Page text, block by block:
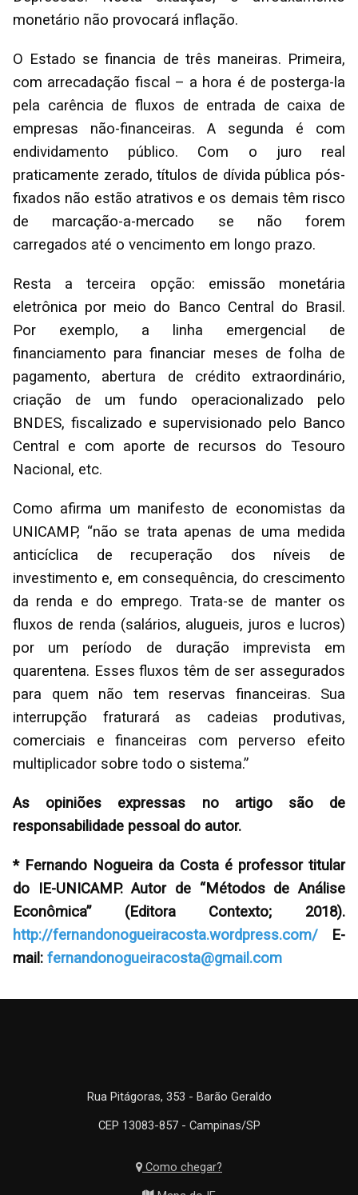
monetário não provocará inflação.
O Estado se financia de três maneiras. Primeira,
com arrecadação fiscal – a hora é de posterga-la
pela carência de fluxos de entrada de caixa de
empresas não-financeiras. A segunda é com
endividamento público. Com o juro real
praticamente zerado, títulos de dívida pública pós-
fixados não estão atrativos e os demais têm risco
de marcação-a-mercado se não forem
carregados até o vencimento em longo prazo.
Resta a terceira opção: emissão monetária
eletrônica por meio do Banco Central do Brasil.
Por exemplo, a linha emergencial de
financiamento para financiar meses de folha de
pagamento, abertura de crédito extraordinário,
criação de um fundo operacionalizado pelo
BNDES, fiscalizado e supervisionado pelo Banco
Central e com aporte de recursos do Tesouro
Nacional, etc.
Como afirma um manifesto de economistas da
UNICAMP, “não se trata apenas de uma medida
anticíclica de recuperação dos níveis de
investimento e, em consequência, do crescimento
da renda e do emprego. Trata-se de manter os
fluxos de renda (salários, alugueis, juros e lucros)
por um período de duração imprevista em
quarentena. Esses fluxos têm de ser assegurados
para quem não tem reservas financeiras. Sua
interrupção fraturará as cadeias produtivas,
comerciais e financeiras com perverso efeito
multiplicador sobre todo o sistema.”
As opiniões expressas no artigo são de
responsabilidade pessoal do autor.
* Fernando Nogueira da Costa é professor titular
do IE-UNICAMP. Autor de “Métodos de Análise
Econômica” (Editora Contexto; 2018).
http://fernandonogueiracosta.wordpress.com/ E-
mail: fernandonogueiracosta@gmail.com
Rua Pitágoras, 353 - Barão Geraldo
CEP 13083-857 - Campinas/SP
Como chegar?